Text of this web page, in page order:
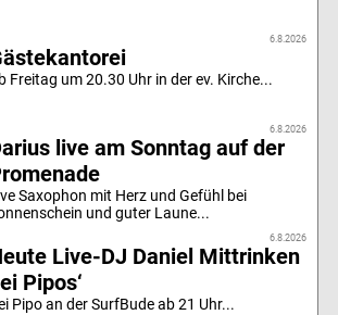
6.8.2026
Freitag um 20.30 Uhr in der ev. Kirche...
6.8.2026
live am Sonntag auf der
Saxophon mit Herz und Gefühl bei
und guter Laune...
6.8.2026
Live-DJ Daniel Mittrinken
Pipos‘
Pipo an der SurfBude ab 21 Uhr...